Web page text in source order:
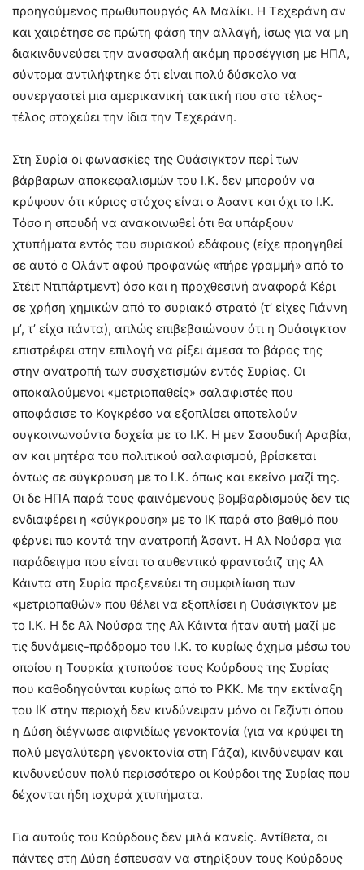
προηγούμενος πρωθυπουργός Αλ Μαλίκι. Η Τεχεράνη αν
και χαιρέτησε σε πρώτη φάση την αλλαγή, ίσως για να μη
διακινδυνεύσει την ανασφαλή ακόμη προσέγγιση με ΗΠΑ,
σύντομα αντιλήφτηκε ότι είναι πολύ δύσκολο να
συνεργαστεί μια αμερικανική τακτική που στο τέλος-
τέλος στοχεύει την ίδια την Τεχεράνη.
Στη Συρία οι φωνασκίες της Ουάσιγκτον περί των
βάρβαρων αποκεφαλισμών του Ι.Κ. δεν μπορούν να
κρύψουν ότι κύριος στόχος είναι ο Άσαντ και όχι το Ι.Κ.
Τόσο η σπουδή να ανακοινωθεί ότι θα υπάρξουν
χτυπήματα εντός του συριακού εδάφους (είχε προηγηθεί
σε αυτό ο Ολάντ αφού προφανώς «πήρε γραμμή» από το
Στέιτ Ντιπάρτμεντ) όσο και η προχθεσινή αναφορά Κέρι
σε χρήση χημικών από το συριακό στρατό (τ’ είχες Γιάννη
μ’, τ’ είχα πάντα), απλώς επιβεβαιώνουν ότι η Ουάσιγκτον
επιστρέφει στην επιλογή να ρίξει άμεσα το βάρος της
στην ανατροπή των συσχετισμών εντός Συρίας. Οι
αποκαλούμενοι «μετριοπαθείς» σαλαφιστές που
αποφάσισε το Κογκρέσο να εξοπλίσει αποτελούν
συγκοινωνούντα δοχεία με το Ι.Κ. Η μεν Σαουδική Αραβία,
αν και μητέρα του πολιτικού σαλαφισμού, βρίσκεται
όντως σε σύγκρουση με το Ι.Κ. όπως και εκείνο μαζί της.
Οι δε ΗΠΑ παρά τους φαινόμενους βομβαρδισμούς δεν τις
ενδιαφέρει η «σύγκρουση» με το ΙΚ παρά στο βαθμό που
φέρνει πιο κοντά την ανατροπή Άσαντ. Η Αλ Νούσρα για
παράδειγμα που είναι το αυθεντικό φραντσάιζ της Αλ
Κάιντα στη Συρία προξενεύει τη συμφιλίωση των
«μετριοπαθών» που θέλει να εξοπλίσει η Ουάσιγκτον με
το Ι.Κ. Η δε Αλ Νούσρα της Αλ Κάιντα ήταν αυτή μαζί με
τις δυνάμεις-πρόδρομο του Ι.Κ. το κυρίως όχημα μέσω του
οποίου η Τουρκία χτυπούσε τους Κούρδους της Συρίας
που καθοδηγούνται κυρίως από το ΡΚΚ. Με την εκτίναξη
του ΙΚ στην περιοχή δεν κινδύνεψαν μόνο οι Γεζίντι όπου
η Δύση διέγνωσε αιφνιδίως γενοκτονία (για να κρύψει τη
πολύ μεγαλύτερη γενοκτονία στη Γάζα), κινδύνεψαν και
κινδυνεύουν πολύ περισσότερο οι Κούρδοι της Συρίας που
δέχονται ήδη ισχυρά χτυπήματα.
Για αυτούς του Κούρδους δεν μιλά κανείς. Αντίθετα, οι
πάντες στη Δύση έσπευσαν να στηρίξουν τους Κούρδους